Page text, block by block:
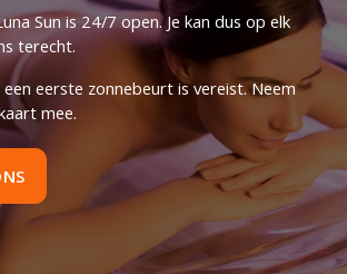
Sun is 24/7 open. Je kan dus op elk
terecht.
eerste zonnebeurt is vereist. Neem
mee.